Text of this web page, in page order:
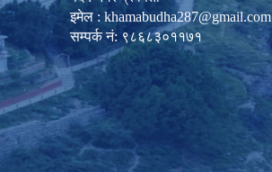
इमेल : khamabudha287@gmail.com
सम्पर्क नं: ९८६८३०११७१